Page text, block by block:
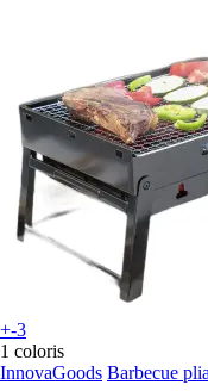
+-3
1 coloris
InnovaGoods Barbecue